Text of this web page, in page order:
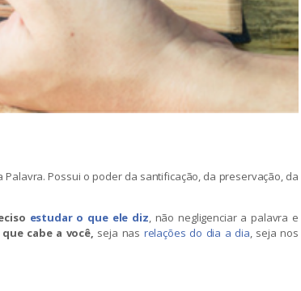
Possui o poder da santificação, da preservação, da
estudar o que ele diz, não negligenciar a palavra e
cabe a você, seja nas relações do dia a dia, seja nos